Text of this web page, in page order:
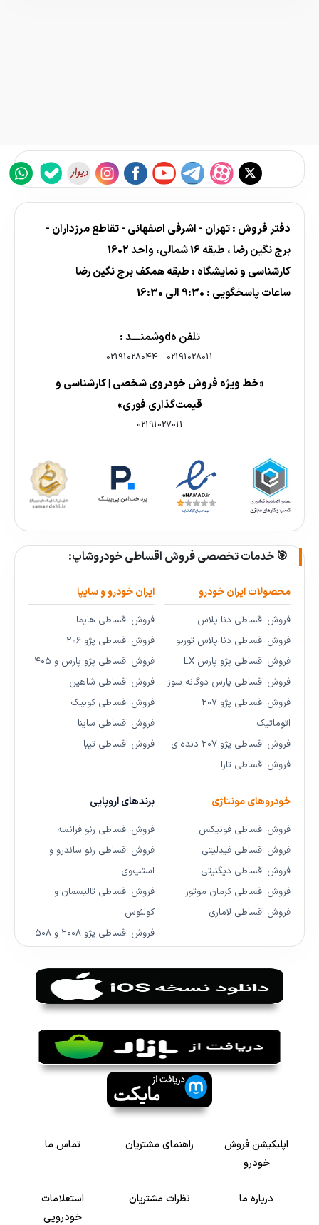
دفتر فروش : تهران - اشرفی اصفهانی - تقاطع مرزداران -
برج نگین رضا ، طبقه 16 شمالی، واحد 1602
کارشناسی و نمایشگاه : طبقه همکف برج نگین رضا
ساعات پاسخگویی : 9:30 الی 16:30
تلفن هdوشمنــــد :
02191028011
-
02191028044
«خط ویژه فروش خودروی شخصی | کارشناسی و
قیمت‌گذاری فوری»
02191027011
🎯 خدمات تخصصی فروش اقساطی خودروشاپ:
محصولات ایران خودرو
فروش اقساطی دنا پلاس
فروش اقساطی دنا پلاس توربو
فروش اقساطی پژو پارس LX
فروش اقساطی پارس دوگانه سوز
فروش اقساطی پژو ۲۰۷
اتوماتیک
فروش اقساطی پژو ۲۰۷ دنده‌ای
فروش اقساطی تارا
ایران خودرو و سایپا
فروش اقساطی هایما
فروش اقساطی پژو ۲۰۶
فروش اقساطی پژو پارس و ۴۰۵
فروش اقساطی شاهین
فروش اقساطی کوییک
فروش اقساطی ساینا
فروش اقساطی تیبا
خودروهای مونتاژی
فروش اقساطی فونیکس
فروش اقساطی فیدلیتی
فروش اقساطی دیگنیتی
فروش اقساطی کرمان موتور
فروش اقساطی لاماری
برندهای اروپایی
فروش اقساطی رنو فرانسه
فروش اقساطی رنو ساندرو و
استپ‌وی
فروش اقساطی تالیسمان و
کولئوس
فروش اقساطی پژو ۲۰۰۸ و ۵۰۸
اپلیکیشن فروش
خودرو
راهنمای مشتریان تماس ما
درباره ما نظرات مشتریان
استعلامات
خودرویی